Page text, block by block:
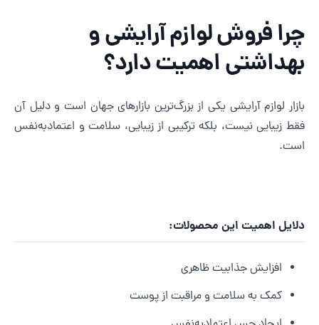
فروش لوازم آرایشی و
اهمیت دارد؟
لوازم آرایشی یکی از بزرگ‌ترین بازارهای جهان است و دلیل آن
زیبایی نیست، بلکه ترکیبی از زیبایی، سلامت و اعتمادبه‌نفس
اهمیت این محصولات:
افزایش جذابیت ظاهری
کمک به سلامت و مراقبت از پوست